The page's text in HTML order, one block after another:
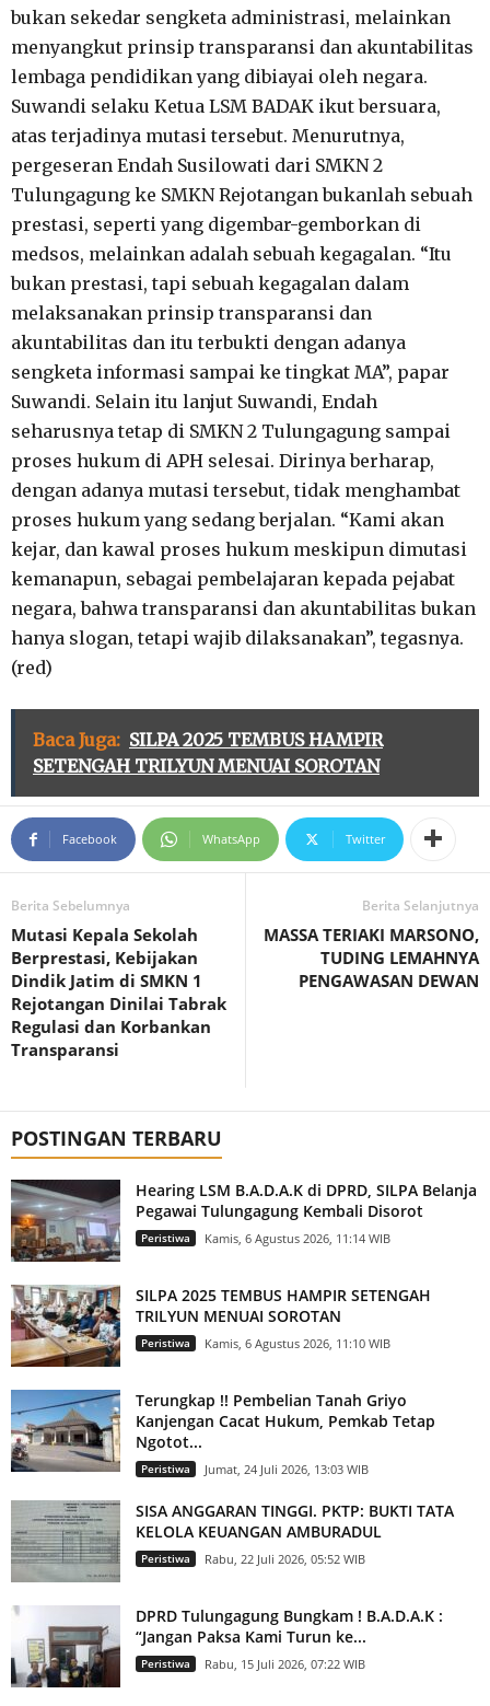
bukan sekedar sengketa administrasi, melainkan
menyangkut prinsip transparansi dan akuntabilitas
lembaga pendidikan yang dibiayai oleh negara.
Suwandi selaku Ketua LSM BADAK ikut bersuara,
atas terjadinya mutasi tersebut. Menurutnya,
pergeseran Endah Susilowati dari SMKN 2
Tulungagung ke SMKN Rejotangan bukanlah sebuah
prestasi, seperti yang digembar-gemborkan di
medsos, melainkan adalah sebuah kegagalan. “Itu
bukan prestasi, tapi sebuah kegagalan dalam
melaksanakan prinsip transparansi dan
akuntabilitas dan itu terbukti dengan adanya
sengketa informasi sampai ke tingkat MA”, papar
Suwandi. Selain itu lanjut Suwandi, Endah
seharusnya tetap di SMKN 2 Tulungagung sampai
proses hukum di APH selesai. Dirinya berharap,
dengan adanya mutasi tersebut, tidak menghambat
proses hukum yang sedang berjalan. “Kami akan
kejar, dan kawal proses hukum meskipun dimutasi
kemanapun, sebagai pembelajaran kepada pejabat
negara, bahwa transparansi dan akuntabilitas bukan
hanya slogan, tetapi wajib dilaksanakan”, tegasnya.
(red)
Baca Juga: SILPA 2025 TEMBUS HAMPIR
SETENGAH TRILYUN MENUAI SOROTAN
Facebook WhatsApp Twitter
Berita Sebelumnya
Mutasi Kepala Sekolah
Berprestasi, Kebijakan
Dindik Jatim di SMKN 1
Rejotangan Dinilai Tabrak
Regulasi dan Korbankan
Transparansi
Berita Selanjutnya
MASSA TERIAKI MARSONO,
TUDING LEMAHNYA
PENGAWASAN DEWAN
POSTINGAN TERBARU
Hearing LSM B.A.D.A.K di DPRD, SILPA Belanja
Pegawai Tulungagung Kembali Disorot
Peristiwa Kamis, 6 Agustus 2026, 11:14 WIB
SILPA 2025 TEMBUS HAMPIR SETENGAH
TRILYUN MENUAI SOROTAN
Peristiwa Kamis, 6 Agustus 2026, 11:10 WIB
Terungkap !! Pembelian Tanah Griyo
Kanjengan Cacat Hukum, Pemkab Tetap
Ngotot...
Peristiwa Jumat, 24 Juli 2026, 13:03 WIB
SISA ANGGARAN TINGGI. PKTP: BUKTI TATA
KELOLA KEUANGAN AMBURADUL
Peristiwa Rabu, 22 Juli 2026, 05:52 WIB
DPRD Tulungagung Bungkam ! B.A.D.A.K :
“Jangan Paksa Kami Turun ke...
Peristiwa Rabu, 15 Juli 2026, 07:22 WIB